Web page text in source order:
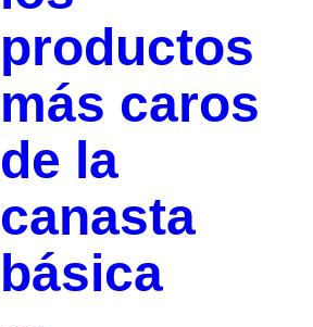
productos
más caros
de la
canasta
básica